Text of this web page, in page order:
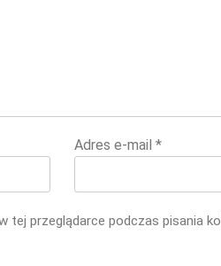
Adres e-mail *
tej przeglądarce podczas pisania